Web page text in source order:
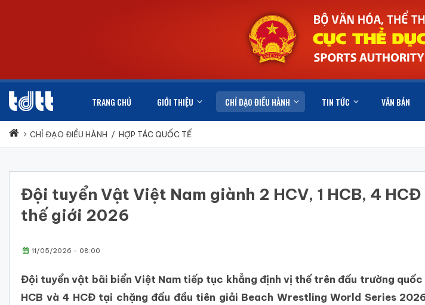
TRANG CHỦ GIỚI THIỆU CHỈ ĐẠO ĐIỀU HÀNH TIN TỨC VĂN BẢN
CHỈ ĐẠO ĐIỀU HÀNH / HỢP TÁC QUỐC TẾ
Đội tuyển Vật Việt Nam giành 2 HCV, 1 HCB, 4
thế giới 2026
11/05/2026 - 08:00
Đội tuyển vật bãi biển Việt Nam tiếp tục khẳng định vị thế trên đấu trường quốc
HCB và 4 HCĐ tại chặng đấu đầu tiên giải Beach Wrestling World Series